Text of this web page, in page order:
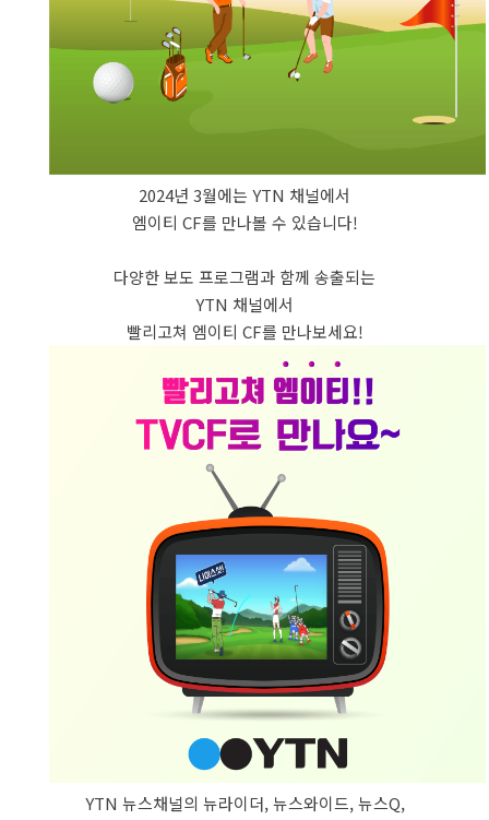
2024년 3월에는 YTN 채널에서
엠이티 CF를 만나볼 수 있습니다!
다양한 보도 프로그램과 함께 송출되는
YTN 채널에서
빨리고쳐 엠이티 CF를 만나보세요!
YTN 뉴스채널의 뉴라이더, 뉴스와이드, 뉴스Q,